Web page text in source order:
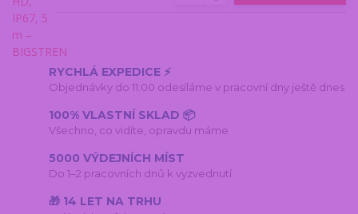
RYCHLÁ EXPEDICE ⚡
Objednávky do 11:00 odesíláme v pracovní dny ještě dnes
100% VLASTNÍ SKLAD 📦
Všechno, co vidíte, opravdu máme
5000 VÝDEJNÍCH MÍST
Do 1–2 pracovních dnů k vyzvednutí
🎁 14 LET NA TRHU